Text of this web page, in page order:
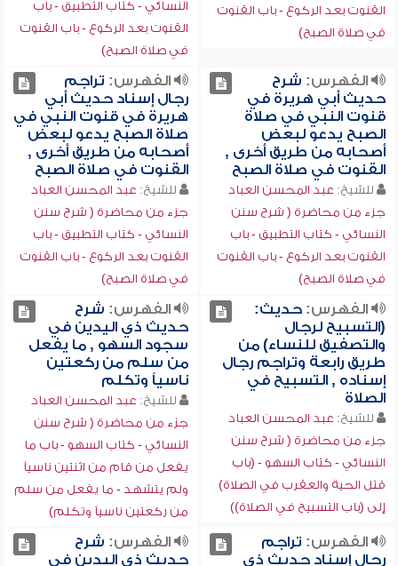
القنوت بعد الركوع - باب القنوت
في صلاة الصبح)
النسائي - كتاب التطبيق - باب
القنوت بعد الركوع - باب القنوت
في صلاة الصبح)
الفهرس: شرح
حديث أبي هريرة في
قنوت النبي في صلاة
الصبح يدعو لبعض
أصحابه من طريق أخرى ,
القنوت في صلاة الصبح
للشيخ: عبد المحسن العباد
جزء من محاضرة ( شرح سنن
النسائي - كتاب التطبيق - باب
القنوت بعد الركوع - باب القنوت
في صلاة الصبح)
الفهرس: تراجم
رجال إسناد حديث أبي
هريرة في قنوت النبي في
صلاة الصبح يدعو لبعض
أصحابه من طريق أخرى ,
القنوت في صلاة الصبح
للشيخ: عبد المحسن العباد
جزء من محاضرة ( شرح سنن
النسائي - كتاب التطبيق - باب
القنوت بعد الركوع - باب القنوت
في صلاة الصبح)
الفهرس:حديث:
(التسبيح لرجال
والتصفيق للنساء) من
طريق رابعة وتراجم رجال
إسناده , التسبيح في
الصلاة
للشيخ: عبد المحسن العباد
جزء من محاضرة ( شرح سنن
النسائي - كتاب السهو - (باب
قتل الحية والعقرب في الصلاة)
إلى (باب التسبيح في الصلاة))
الفهرس: شرح
حديث ذي اليدين في
سجود السهو , ما يفعل
من سلم من ركعتين
ناسياً وتكلم
للشيخ: عبد المحسن العباد
جزء من محاضرة ( شرح سنن
النسائي - كتاب السهو - باب ما
يفعل من قام من اثنتين ناسياً
ولم يتشهد - ما يفعل من سلم
من ركعتين ناسياً وتكلم)
الفهرس: تراجم
رجال إسناد حديث ذي
الفهرس: شرح
حديث ذي اليدين في